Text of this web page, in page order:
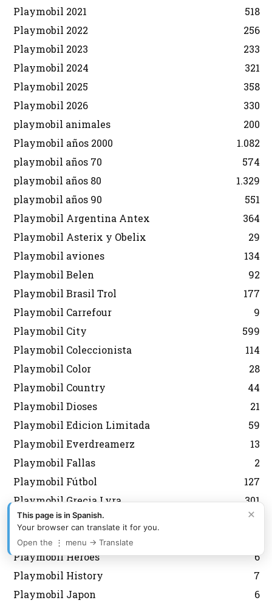
Playmobil 2021
518
Playmobil 2022
256
Playmobil 2023
233
Playmobil 2024
321
Playmobil 2025
358
Playmobil 2026
330
playmobil animales
200
Playmobil años 2000
1.082
playmobil años 70
574
playmobil años 80
1.329
playmobil años 90
551
Playmobil Argentina Antex
364
Playmobil Asterix y Obelix
29
Playmobil aviones
134
Playmobil Belen
92
Playmobil Brasil Trol
177
Playmobil Carrefour
9
Playmobil City
599
Playmobil Coleccionista
114
Playmobil Color
28
Playmobil Country
44
Playmobil Dioses
21
Playmobil Edicion Limitada
59
Playmobil Everdreamerz
13
Playmobil Fallas
2
Playmobil Fútbol
127
Playmobil Grecia Lyra
301
Playmobil Griegos
16
Playmobil Heidi
Playmobil Heroes
6
Playmobil History
7
Playmobil Japon
6
×
This page is in Spanish.
Your browser can translate it for you.
Open the ⋮ menu → Translate